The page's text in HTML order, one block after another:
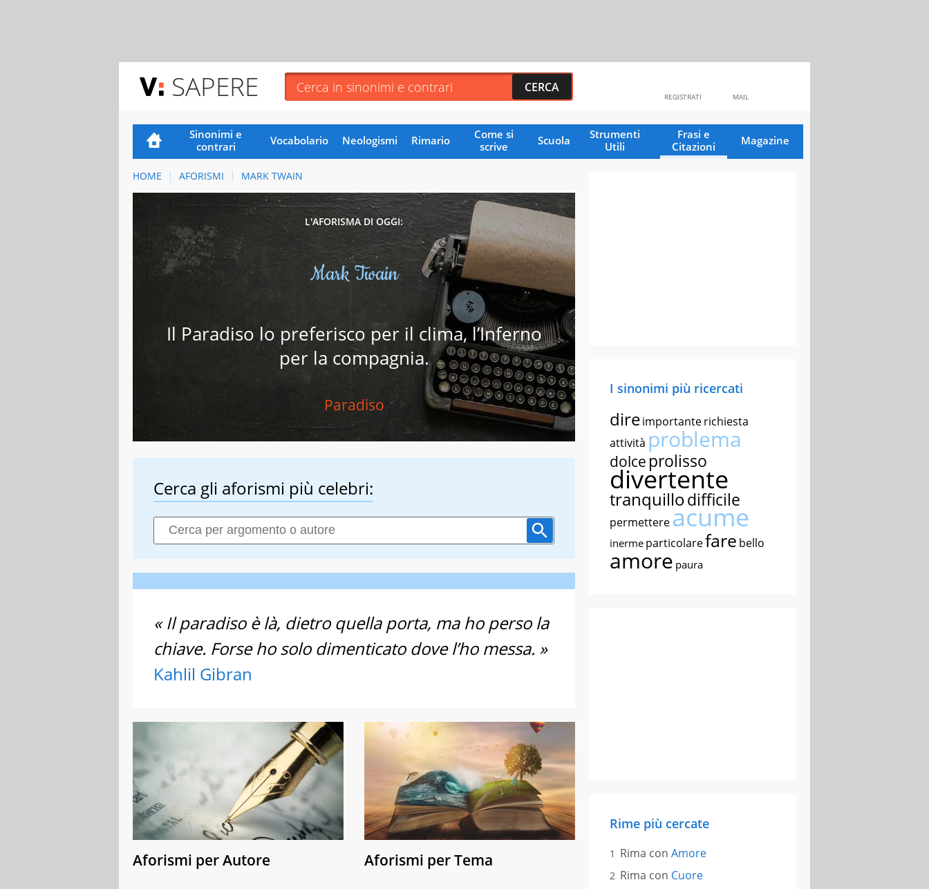
SAPERE MAIL
REGISTRATI
Sinonimi e
contrari
Vocabolario Neologismi Rimario
Come si
scrive
Scuola
Strumenti
Utili
Frasi e
Citazioni
Magazine
HOME AFORISMI MARK TWAIN
L'AFORISMA DI OGGI:
Mark Twain
Il Paradiso lo preferisco per il clima, l’Inferno
per la compagnia.
Paradiso
Cerca gli aforismi più celebri:
« Il paradiso è là, dietro quella porta, ma ho perso la
chiave. Forse ho solo dimenticato dove l’ho messa. »
Kahlil Gibran
Aforismi per Autore Aforismi per Tema
I sinonimi più ricercati
direimportanterichiesta
attività problema
dolce prolisso
divertente
tranquillodifficile
permettereacume
inerme particolarefare bello
amore paura
Rime più cercate
Rima con Amore
Rima con Cuore